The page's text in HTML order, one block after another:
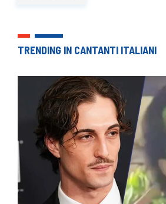
TRENDING IN CANTANTI ITALIANI